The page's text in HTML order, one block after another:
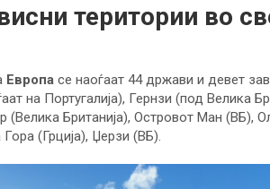
територии во
Европа се наоѓаат 44 држави и девет
на Португалија), Гернзи (под Велика
(Велика Британија), Островот Ман (ВБ),
(Грција), Џерзи (ВБ).